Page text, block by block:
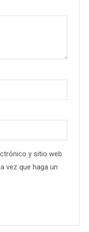
y sitio web
vez que haga un